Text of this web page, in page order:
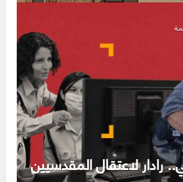
رادار لاعتقال المقدسيين